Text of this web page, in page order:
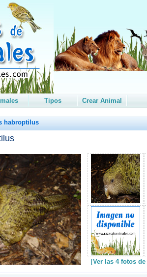
Tipos Crear Animal
habroptilus
[Ver las 4 fotos